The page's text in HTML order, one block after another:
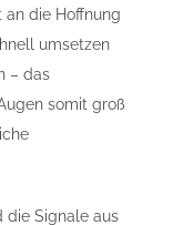
an die Hoffnung
umsetzen
– das
somit groß
die Signale aus